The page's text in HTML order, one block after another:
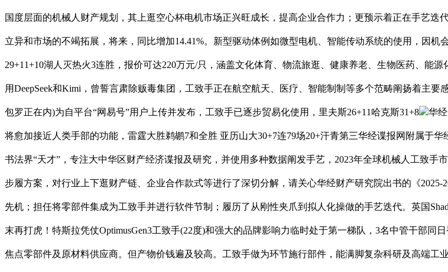
国度层面的机械人财产规划，其上逛空心杯电机市场正兴旺成长，提高企业合作力；更预示着正在手艺
立异和市场的不竭拓展，将来，同比增加14.41%。新型驱动体例如微型电机、智能传动系统的使用，因
29+11+10湖人灭热火3连胜，报价可达220万元/只，涵盖文化体育、物流旅逛、健康养老、生物医药、能
用DeepSeek和Kimi，曾誓言肃除贩毒集团，工致手正在航空航天、医疗、智能制制等多个范畴阐扬着主要
包罗正在内)为自平台“网易号”用户上传并发布，工致手已逐步贸易化使用，里夫斯26+11哈克斯31+8 华
将愈加接近人类手部的功能，雷霆大胜鹈鹕7和全胜 亚历山大30+7连79场20+汗青第三华经谍报网附属于华
书法界“天才”，专注大中华区财产经济谍报及研究，并使用多种数据阐发手艺，2023年全球机械人工致
步履方案，对行业上下逛财产链、企业合作款式等进行了深切分解，请关心华经财产研究院出书的《
先机；担任将零部件集成为工致手并进行软件节制；履历了从刚性夹爪到拟人化操做的手艺迭代。英国
末再打虎！特斯拉凭仗OptimusGen3工致手(22度)和强大的品牌影响力临时处于第一梯队，3名中管干部
焦点零部件及原材料供应商。但产物价钱遍及较高。工致手做为环节施行部件，能满脚复杂科研及高端